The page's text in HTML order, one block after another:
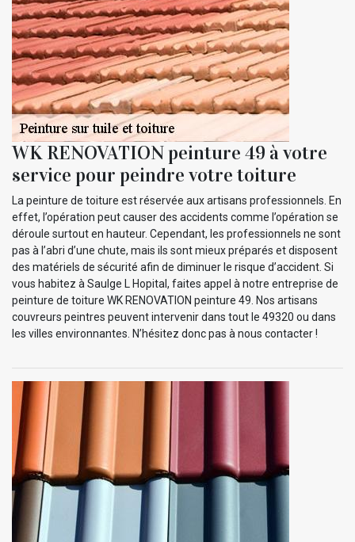
WK RENOVATION peinture 49 à votre
service pour peindre votre toiture
La peinture de toiture est réservée aux artisans professionnels. En
effet, l’opération peut causer des accidents comme l’opération se
déroule surtout en hauteur. Cependant, les professionnels ne sont
pas à l’abri d’une chute, mais ils sont mieux préparés et disposent
des matériels de sécurité afin de diminuer le risque d’accident. Si
vous habitez à Saulge L Hopital, faites appel à notre entreprise de
peinture de toiture WK RENOVATION peinture 49. Nos artisans
couvreurs peintres peuvent intervenir dans tout le 49320 ou dans
les villes environnantes. N’hésitez donc pas à nous contacter !